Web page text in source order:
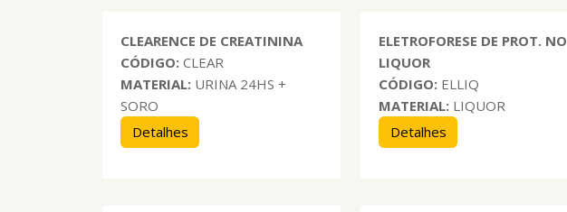
CLEARENCE DE CREATININA
CÓDIGO:CLEAR
MATERIAL: URINA 24HS +
SORO
Detalhes
ELETROFORESE DE PROT. NO
LIQUOR
CÓDIGO: ELLIQ
MATERIAL: LIQUOR
Detalhes